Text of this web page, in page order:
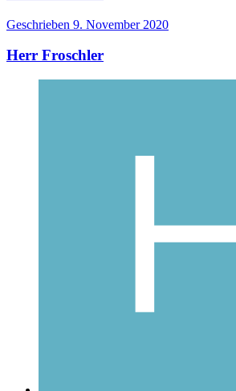
Geschrieben 9. November 2020
Herr Froschler